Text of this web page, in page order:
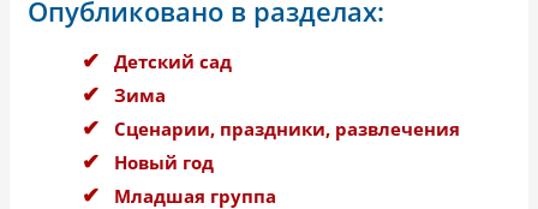
Опубликовано в разделах:
Детский сад
Зима
Сценарии, праздники, развлечения
Новый год
Младшая группа